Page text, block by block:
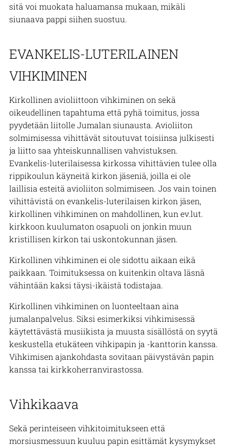
sitä voi muokata haluamansa mukaan, mikäli
siunaava pappi siihen suostuu.
EVANKELIS-LUTERILAINEN
VIHKIMINEN
Kirkollinen avioliittoon vihkiminen on sekä
oikeudellinen tapahtuma että pyhä toimitus, jossa
pyydetään liitolle Jumalan siunausta. Avioliiton
solmimisessa vihittävät sitoutuvat toisiinsa julkisesti
ja liitto saa yhteiskunnallisen vahvistuksen.
Evankelis-luterilaisessa kirkossa vihittävien tulee olla
rippikoulun käyneitä kirkon jäseniä, joilla ei ole
laillisia esteitä avioliiton solmimiseen. Jos vain toinen
vihittävistä on evankelis-luterilaisen kirkon jäsen,
kirkollinen vihkiminen on mahdollinen, kun ev.lut.
kirkkoon kuulumaton osapuoli on jonkin muun
kristillisen kirkon tai uskontokunnan jäsen.
Kirkollinen vihkiminen ei ole sidottu aikaan eikä
paikkaan. Toimituksessa on kuitenkin oltava läsnä
vähintään kaksi täysi-ikäistä todistajaa.
Kirkollinen vihkiminen on luonteeltaan aina
jumalanpalvelus. Siksi esimerkiksi vihkimisessä
käytettävästä musiikista ja muusta sisällöstä on syytä
keskustella etukäteen vihkipapin ja -kanttorin kanssa.
Vihkimisen ajankohdasta sovitaan päivystävän papin
kanssa tai kirkkoherranvirastossa.
Vihkikaava
Sekä perinteiseen vihkitoimitukseen että
morsiusmessuun kuuluu papin esittämät kysymykset